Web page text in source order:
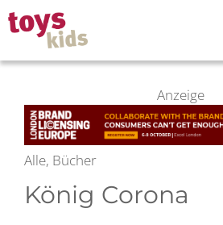
Zum
Inhalt
springen
Anzeige
Alle, Bücher
König Corona